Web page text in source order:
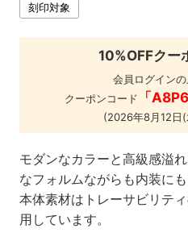
刻印対象
10%OFFクー
会員ログイン
クーポンコード
「
(2026年8月12日
モダンなカラーと高級感溢
なフォルムながらも内装に
本体素材はトレーサビリテ
用しています。